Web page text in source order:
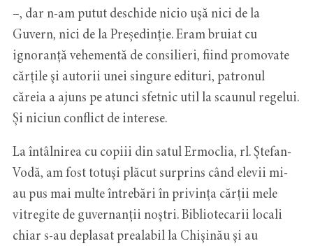
–, dar n-am putut deschide nicio uşă nici de la
Guvern, nici de la Președinție. Eram bruiat cu
ignoranță vehementă de consilieri, fiind promovate
cărţile şi autorii unei singure edituri, patronul
căreia a ajuns pe atunci sfetnic util la scaunul regelui.
Şi niciun conflict de interese.
La întâlnirea cu copiii din satul Ermoclia, rl. Ştefan-
Vodă, am fost totuşi plăcut surprins când elevii mi-
au pus mai multe întrebări în privinţa cărţii mele
vitregite de guvernanții noştri. Bibliotecarii locali
chiar s-au deplasat prealabil la Chişinău şi au